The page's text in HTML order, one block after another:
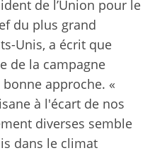
de l’Union pour le
du plus grand
Unis, a écrit que
de la campagne
bonne approche. «
à l'écart de nos
diverses semble
dans le climat